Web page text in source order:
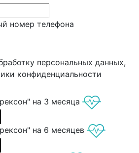
номер телефона
персональных данных,
конфиденциальности
на 3 месяца
на 6 месяцев